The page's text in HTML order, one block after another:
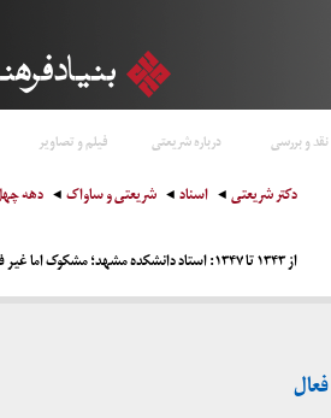
نقد و بررسی درباره شریعتی فیلم و تصاویر
دکتر شریعتی اسناد شریعتی و ساواک دهه
از ۱۳۴۳ تا ۱۳۴۷: استاد دانشکده مشهد؛ مشکوک اما غیر فعال